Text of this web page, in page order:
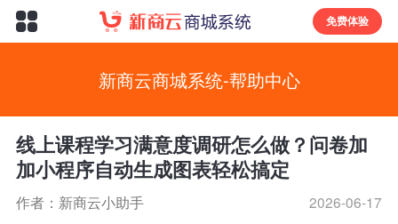
免费体验
新商云商城系统-帮助中心
线上课程学习满意度调研怎么做？问卷加
加小程序自动生成图表轻松搞定
作者：新商云小助手 2026-06-17